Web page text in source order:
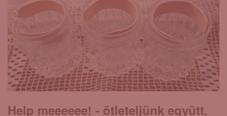
Help meeeeee! - ötleteljünk együtt,